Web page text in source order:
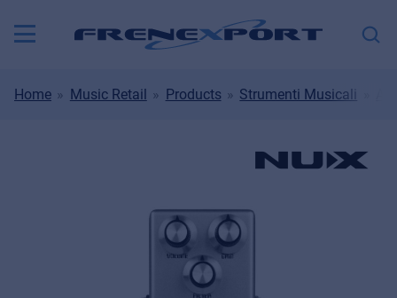
Home Music Retail Products Strumenti Musicali